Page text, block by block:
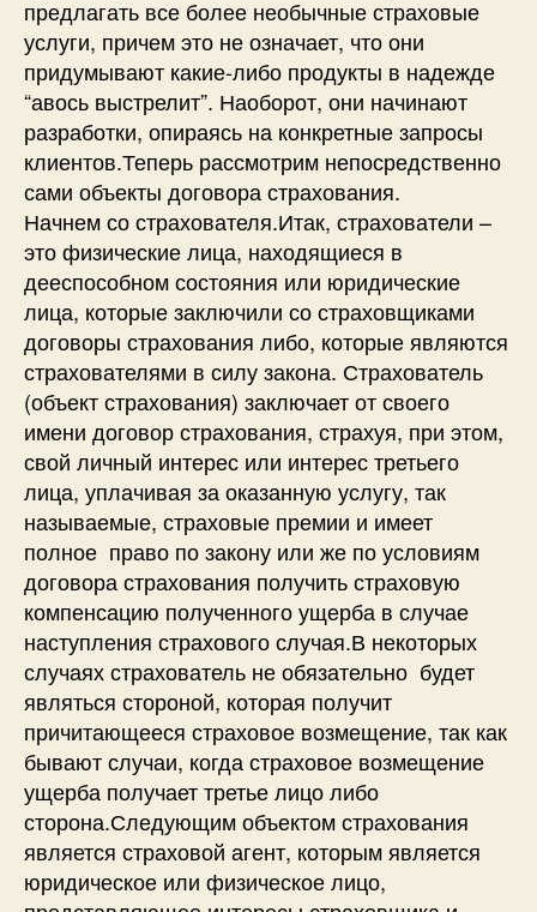
предлагать все более необычные страховые
услуги, причем это не означает, что они
придумывают какие-либо продукты в надежде
“авось выстрелит”. Наоборот, они начинают
разработки, опираясь на конкретные запросы
клиентов.Теперь рассмотрим непосредственно
сами объекты договора страхования.
Начнем со страхователя.Итак, страхователи –
это физические лица, находящиеся в
дееспособном состояния или юридические
лица, которые заключили со страховщиками
договоры страхования либо, которые являются
страхователями в силу закона. Страхователь
(объект страхования) заключает от своего
имени договор страхования, страхуя, при этом,
свой личный интерес или интерес третьего
лица, уплачивая за оказанную услугу, так
называемые, страховые премии и имеет
полное право по закону или же по условиям
договора страхования получить страховую
компенсацию полученного ущерба в случае
наступления страхового случая.В некоторых
случаях страхователь не обязательно будет
являться стороной, которая получит
причитающееся страховое возмещение, так как
бывают случаи, когда страховое возмещение
ущерба получает третье лицо либо
сторона.Следующим объектом страхования
является страховой агент, которым является
юридическое или физическое лицо,